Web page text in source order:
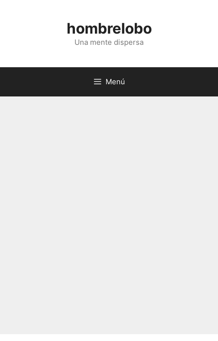
hombrelobo
Una mente dispersa
Menú